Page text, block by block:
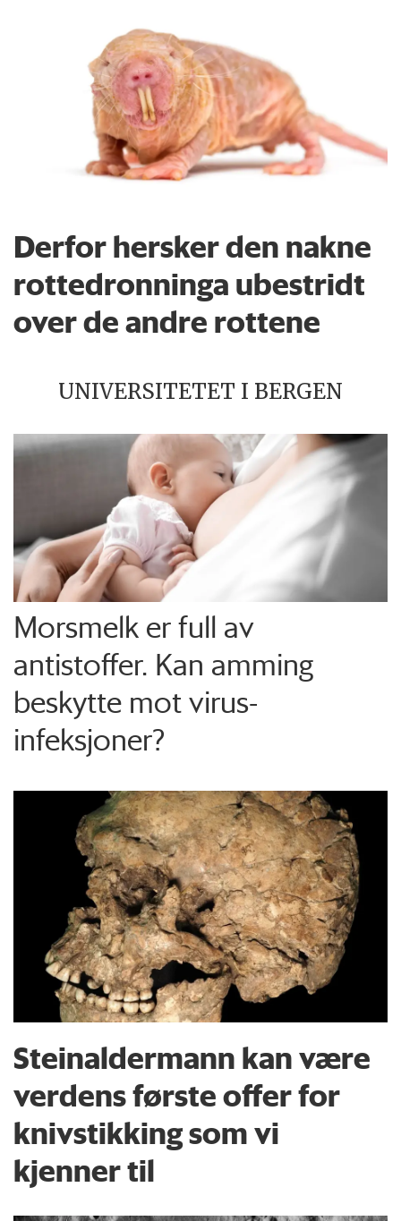
Derfor hersker den nakne
rottedronninga ubestridt
over de andre rottene
UNIVERSITETET I BERGEN
Morsmelk er full av
antistoffer. Kan amming
beskytte mot virus-
infeksjoner?
Steinaldermann kan være
verdens første offer for
knivstikking som vi
kjenner til